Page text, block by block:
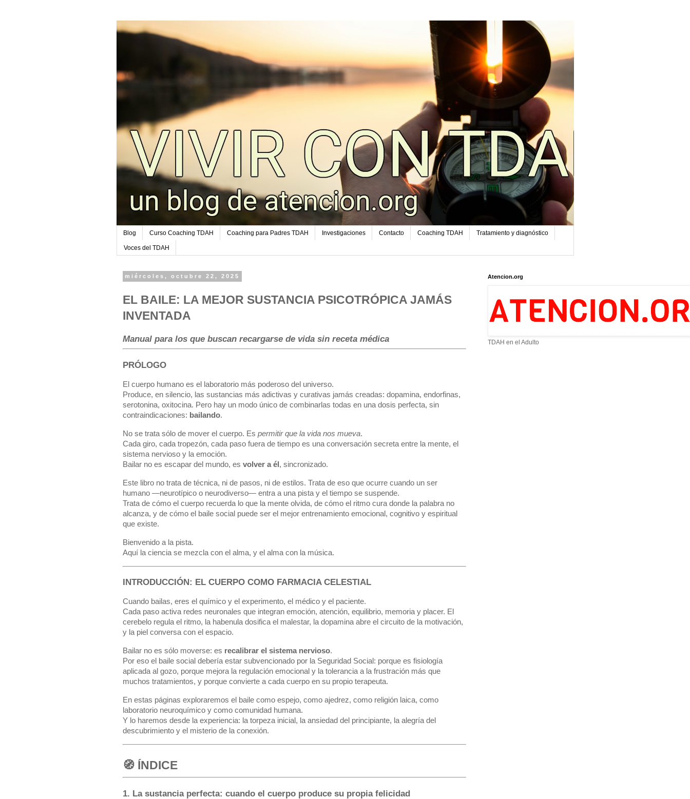
Blog Curso Coaching TDAH Coaching para Padres TDAH Investigaciones Contacto Coaching TDAH Tratamiento y diagnóstico
Voces del TDAH
miércoles, octubre 22, 2025
EL BAILE: LA MEJOR SUSTANCIA PSICOTRÓPICA JAMÁS
INVENTADA
Manual para los que buscan recargarse de vida sin receta médica
PRÓLOGO
El cuerpo humano es el laboratorio más poderoso del universo.
Produce, en silencio, las sustancias más adictivas y curativas jamás creadas: dopamina, endorfinas,
serotonina, oxitocina. Pero hay un modo único de combinarlas todas en una dosis perfecta, sin
contraindicaciones: bailando.
No se trata sólo de mover el cuerpo. Es permitir que la vida nos mueva.
Cada giro, cada tropezón, cada paso fuera de tiempo es una conversación secreta entre la mente, el
sistema nervioso y la emoción.
Bailar no es escapar del mundo, es volver a él , sincronizado.
Este libro no trata de técnica, ni de pasos, ni de estilos. Trata de eso que ocurre cuando un ser
humano —neurotípico o neurodiverso— entra a una pista y el tiempo se suspende.
Trata de cómo el cuerpo recuerda lo que la mente olvida, de cómo el ritmo cura donde la palabra no
alcanza, y de cómo el baile social puede ser el mejor entrenamiento emocional, cognitivo y espiritual
que existe.
Bienvenido a la pista.
Aquí la ciencia se mezcla con el alma, y el alma con la música.
INTRODUCCIÓN: EL CUERPO COMO FARMACIA CELESTIAL
Cuando bailas, eres el químico y el experimento, el médico y el paciente.
Cada paso activa redes neuronales que integran emoción, atención, equilibrio, memoria y placer. El
cerebelo regula el ritmo, la habenula dosifica el malestar, la dopamina abre el circuito de la motivación,
y la piel conversa con el espacio.
Bailar no es sólo moverse: es recalibrar el sistema nervioso.
Por eso el baile social debería estar subvencionado por la Seguridad Social: porque es fisiología
aplicada al gozo, porque mejora la regulación emocional y la tolerancia a la frustración más que
muchos tratamientos, y porque convierte a cada cuerpo en su propio terapeuta.
En estas páginas exploraremos el baile como espejo, como ajedrez, como religión laica, como
laboratorio neuroquímico y como comunidad humana.
Y lo haremos desde la experiencia: la torpeza inicial, la ansiedad del principiante, la alegría del
descubrimiento y el misterio de la conexión.
🧭 ÍNDICE
1. La sustancia perfecta: cuando el cuerpo produce su propia felicidad
Atencion.org
TDAH en el Adulto